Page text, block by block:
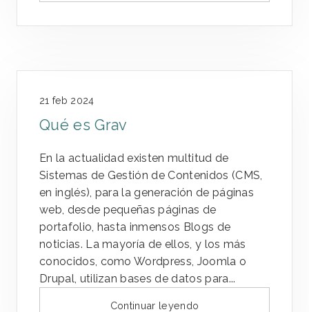
21 feb 2024
Qué es Grav
En la actualidad existen multitud de
Sistemas de Gestión de Contenidos (CMS,
en inglés), para la generación de páginas
web, desde pequeñas páginas de
portafolio, hasta inmensos Blogs de
noticias. La mayoría de ellos, y los más
conocidos, como Wordpress, Joomla o
Drupal, utilizan bases de datos para...
Continuar leyendo